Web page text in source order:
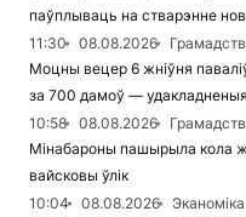
паўплываць на стварэнне
11:30
08.08.2026
Моцны вецер 6 жніўня
за 700 дамоў —
10:58
08.08.2026
Мінабароны пашырыла кола
вайсковы ўлік
10:04
08.08.2026
Эканоміка